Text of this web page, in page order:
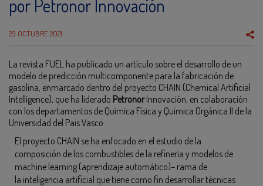
por Petronor Innovación
29 OCTUBRE 2021
La revista FUEL ha publicado un artículo sobre el desarrollo de un
modelo de predicción multicomponente para la fabricación de
gasolina, enmarcado dentro del proyecto CHAIN (Chemical Artificial
Intelligence), que ha liderado PetronorInnovación, en colaboración
con los departamentos de Química Física y Química Orgánica II de la
Universidad del País Vasco.
El proyecto CHAIN se ha enfocado en el estudio de la
composición de los combustibles de la refinería y modelos de
machine learning (aprendizaje automático)– rama de
la inteligencia artificial que tiene como fin desarrollar técnicas